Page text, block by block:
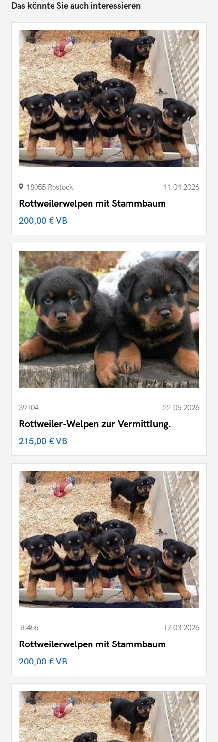
Das könnte Sie auch interessieren
18055 Rostock 11.04.2026
Rottweilerwelpen mit Stammbaum
200,00 €VB
39104 22.05.2026
Rottweiler-Welpen zur Vermittlung.
215,00 €VB
15455 17.03.2026
Rottweilerwelpen mit Stammbaum
200,00 €VB